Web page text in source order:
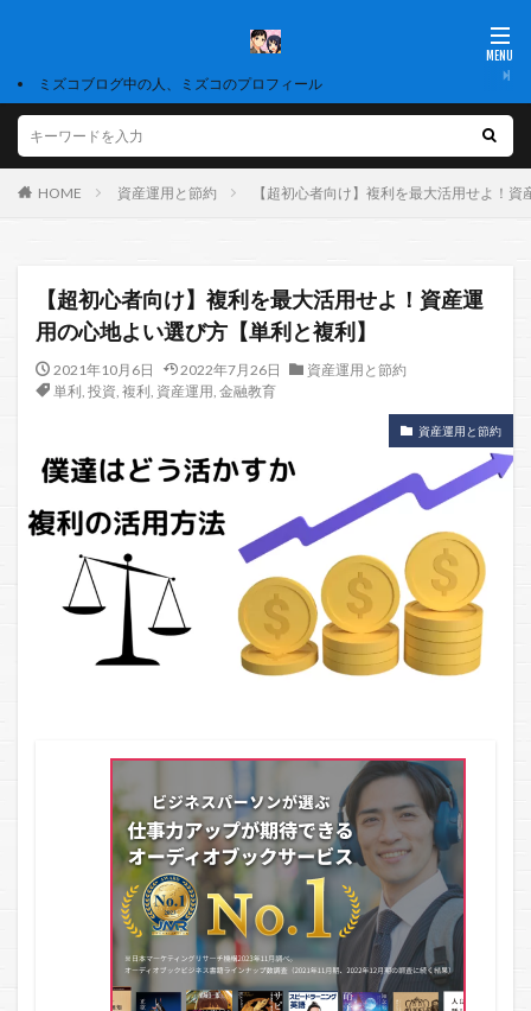
ミズコブログ中の人、ミズコのプロフィール
HOME 資産運用と節約 【超初心者向け】複利を最大活用せよ！
【超初心者向け】複利を最大活用せよ！資産運
用の心地よい選び方【単利と複利】
2021年10月6日 2022年7月26日
資産運用と節約
単利, 投資, 複利, 資産運用, 金融教育
資産運用と節約